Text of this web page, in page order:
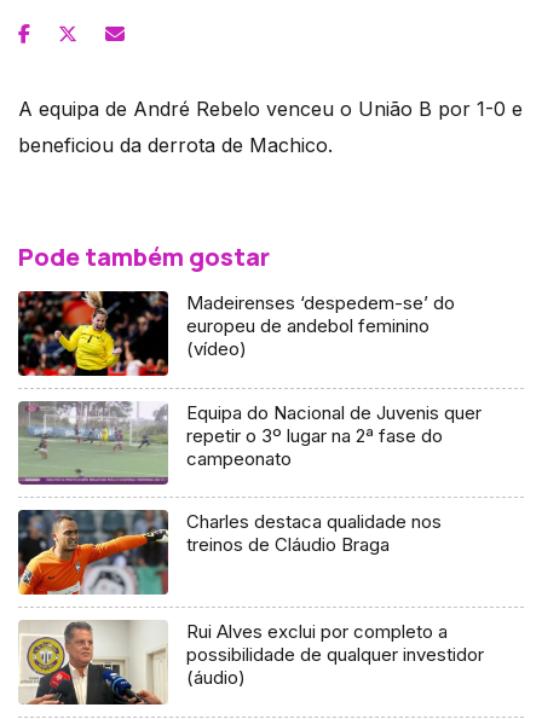
A equipa de André Rebelo venceu o União B por 1-0 e
beneficiou da derrota de Machico.
Pode também gostar
Madeirenses ‘despedem-se’ do
europeu de andebol feminino
(vídeo)
Equipa do Nacional de Juvenis quer
repetir o 3º lugar na 2ª fase do
campeonato
Charles destaca qualidade nos
treinos de Cláudio Braga
Rui Alves exclui por completo a
possibilidade de qualquer investidor
(áudio)